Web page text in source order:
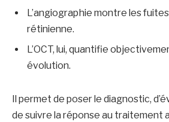
L’angiographie montre les
rétinienne.
L’OCT, lui, quantifie
évolution.
Il permet de poser le diagnostic,
de suivre la réponse au traitement